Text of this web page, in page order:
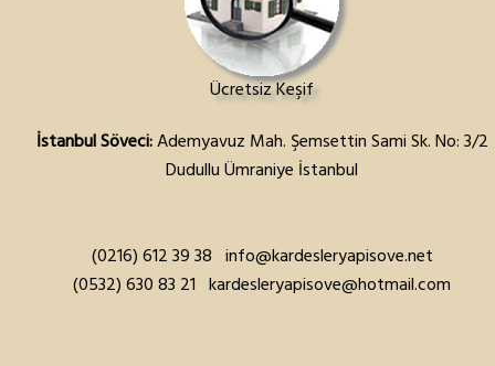
Ücretsiz Keşif
İstanbul Söveci:Ademyavuz Mah. Şemsettin Sami Sk. No: 3/2
Dudullu Ümraniye İstanbul
(0216) 612 39 38 info@kardesleryapisove.net
(0532) 630 83 21 kardesleryapisove@hotmail.com